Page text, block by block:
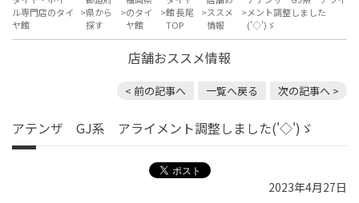
ル専門店のタイ
ヤ館
県から
探す
のタイ
ヤ館
館 長尾
TOP
ススメ
情報
メント調整しました
('◇')ゞ
店舗おススメ情報
< 前の記事へ 一覧へ戻る 次の記事へ >
アテンザ GJ系 アライメント調整しました('◇')ゞ
2023年4月27日